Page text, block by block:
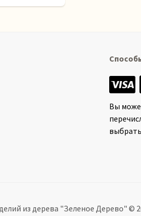
Вы
из дерева "Зеленое Дерево" ©